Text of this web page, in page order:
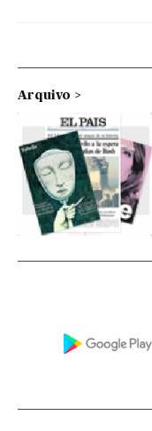
Arquivo